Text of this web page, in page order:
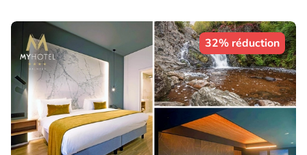
32% réduction